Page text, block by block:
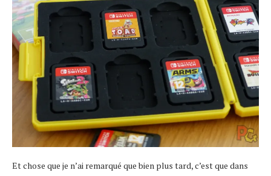
Et chose que je n’ai remarqué que bien plus tard, c’est que dans